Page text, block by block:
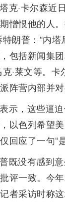
克·卡尔森近
憎恨他的人
朗普：“内
包括新闻集
·莱文等。
阵营内部并
示，这些逼
以色列希望
应了一句“
既没有感到
评一致。今
者采访时称